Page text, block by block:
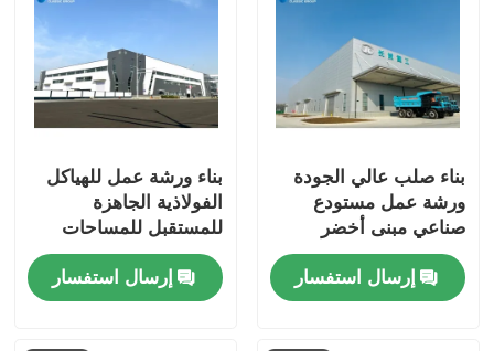
بناء صلب عالي الجودة
ورشة عمل مستودع
صناعي مبنى أخضر
منخفض التكلفة
إرسال استفسار
بناء ورشة عمل للهياكل
الفولاذية الجاهزة
للمستقبل للمساحات
الصناعية
إرسال استفسار